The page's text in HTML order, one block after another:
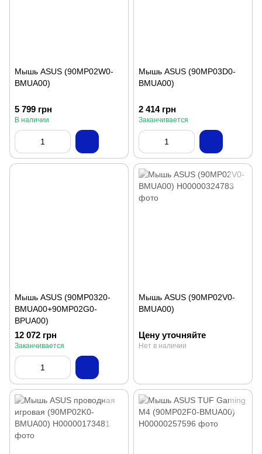
Мышь ASUS (90MP02W0-
BMUA00)
5 799 грн
В наличии
Мышь ASUS (90MP03D0-
BMUA00)
2 414 грн
Заканчивается
Мышь ASUS (90MP0320-
BMUA00+90MP02G0-
BPUA00)
12 072 грн
Заканчивается
Мышь ASUS (90MP02V0-
BMUA00)
Цену уточняйте
Нет в наличии